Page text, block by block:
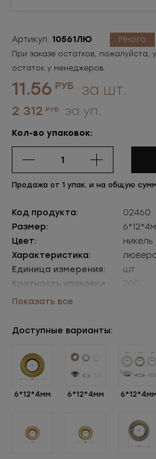
Артикул: 10561ЛЮ Много
При заказе остатков, пожалуйста,
остаток у менеджеров.
11.56 РУБ за шт.
2 312 РУБ за уп.
Кол-во упаковок:
Продажа от 1 упак. и на общую
Код продукта:
02460
Размер:
Цвет:
никель
Характеристика:
Единица измерения:
шт
Кратность упаковки:
200
Упаковки:
Показать все
Доступные варианты:
6*12*4мм 6*12*4мм 6*12*4мм